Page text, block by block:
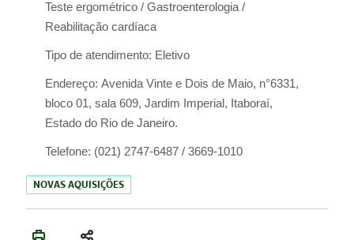
Teste ergométrico / Gastroenterologia /
Reabilitação cardíaca
Tipo de atendimento: Eletivo
Endereço: Avenida Vinte e Dois de Maio, n°6331,
bloco 01, sala 609, Jardim Imperial, Itaboraí,
Estado do Rio de Janeiro.
Telefone: (021) 2747-6487 / 3669-1010
NOVAS AQUISIÇÕES